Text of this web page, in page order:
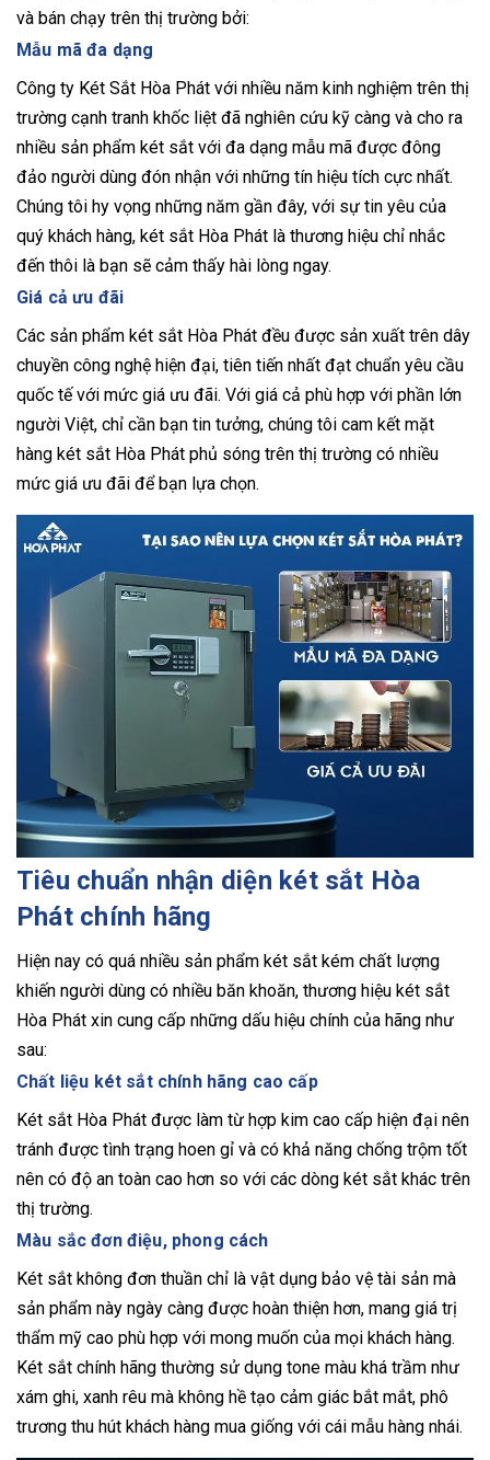
và bán chạy trên thị trường bởi:
Mẫu mã đa dạng
Công ty Két Sắt Hòa Phát với nhiều năm kinh nghiệm trên thị
trường cạnh tranh khốc liệt đã nghiên cứu kỹ càng và cho ra
nhiều sản phẩm két sắt với đa dạng mẫu mã được đông
đảo người dùng đón nhận với những tín hiệu tích cực nhất.
Chúng tôi hy vọng những năm gần đây, với sự tin yêu của
quý khách hàng, két sắt Hòa Phát là thương hiệu chỉ nhắc
đến thôi là bạn sẽ cảm thấy hài lòng ngay.
Giá cả ưu đãi
Các sản phẩm két sắt Hòa Phát đều được sản xuất trên dây
chuyền công nghệ hiện đại, tiên tiến nhất đạt chuẩn yêu cầu
quốc tế với mức giá ưu đãi. Với giá cả phù hợp với phần lớn
người Việt, chỉ cần bạn tin tưởng, chúng tôi cam kết mặt
hàng két sắt Hòa Phát phủ sóng trên thị trường có nhiều
mức giá ưu đãi để bạn lựa chọn.
Tiêu chuẩn nhận diện két sắt Hòa
Phát chính hãng
Hiện nay có quá nhiều sản phẩm két sắt kém chất lượng
khiến người dùng có nhiều băn khoăn, thương hiệu két sắt
Hòa Phát xin cung cấp những dấu hiệu chính của hãng như
sau:
Chất liệu két sắt chính hãng cao cấp
Két sắt Hòa Phát được làm từ hợp kim cao cấp hiện đại nên
tránh được tình trạng hoen gỉ và có khả năng chống trộm tốt
nên có độ an toàn cao hơn so với các dòng két sắt khác trên
thị trường.
Màu sắc đơn điệu, phong cách
Két sắt không đơn thuần chỉ là vật dụng bảo vệ tài sản mà
sản phẩm này ngày càng được hoàn thiện hơn, mang giá trị
thẩm mỹ cao phù hợp với mong muốn của mọi khách hàng.
Két sắt chính hãng thường sử dụng tone màu khá trầm như
xám ghi, xanh rêu mà không hề tạo cảm giác bắt mắt, phô
trương thu hút khách hàng mua giống với cái mẫu hàng nhái.